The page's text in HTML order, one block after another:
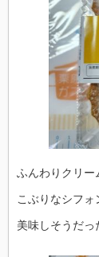
ふんわりクリー
こぶりなシフ
美味しそうだ